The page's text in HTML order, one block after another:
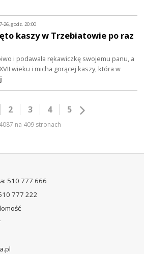
26, godz. 20:00
kaszy w Trzebiatowie po raz
i podawała rękawiczkę swojemu panu, a
wieku i micha gorącej kaszy, która w
2 3 4 5
4087 na 409 stronach
510 777 666
777 222